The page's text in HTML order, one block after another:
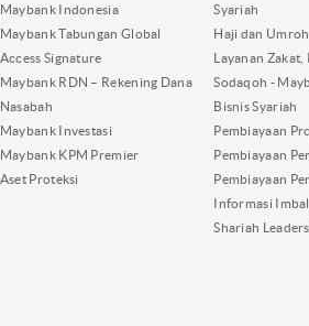
Maybank Indonesia
Maybank Tabungan Global
Access Signature
Maybank RDN – Rekening Dana
Nasabah
Maybank Investasi
Maybank KPM Premier
Aset Proteksi
Syariah
Haji dan Umroh
Layanan Zakat,
Sodaqoh -
Bisnis Syariah
Pembiayaan
Pembiayaan
Pembiayaan
Informasi
Shariah